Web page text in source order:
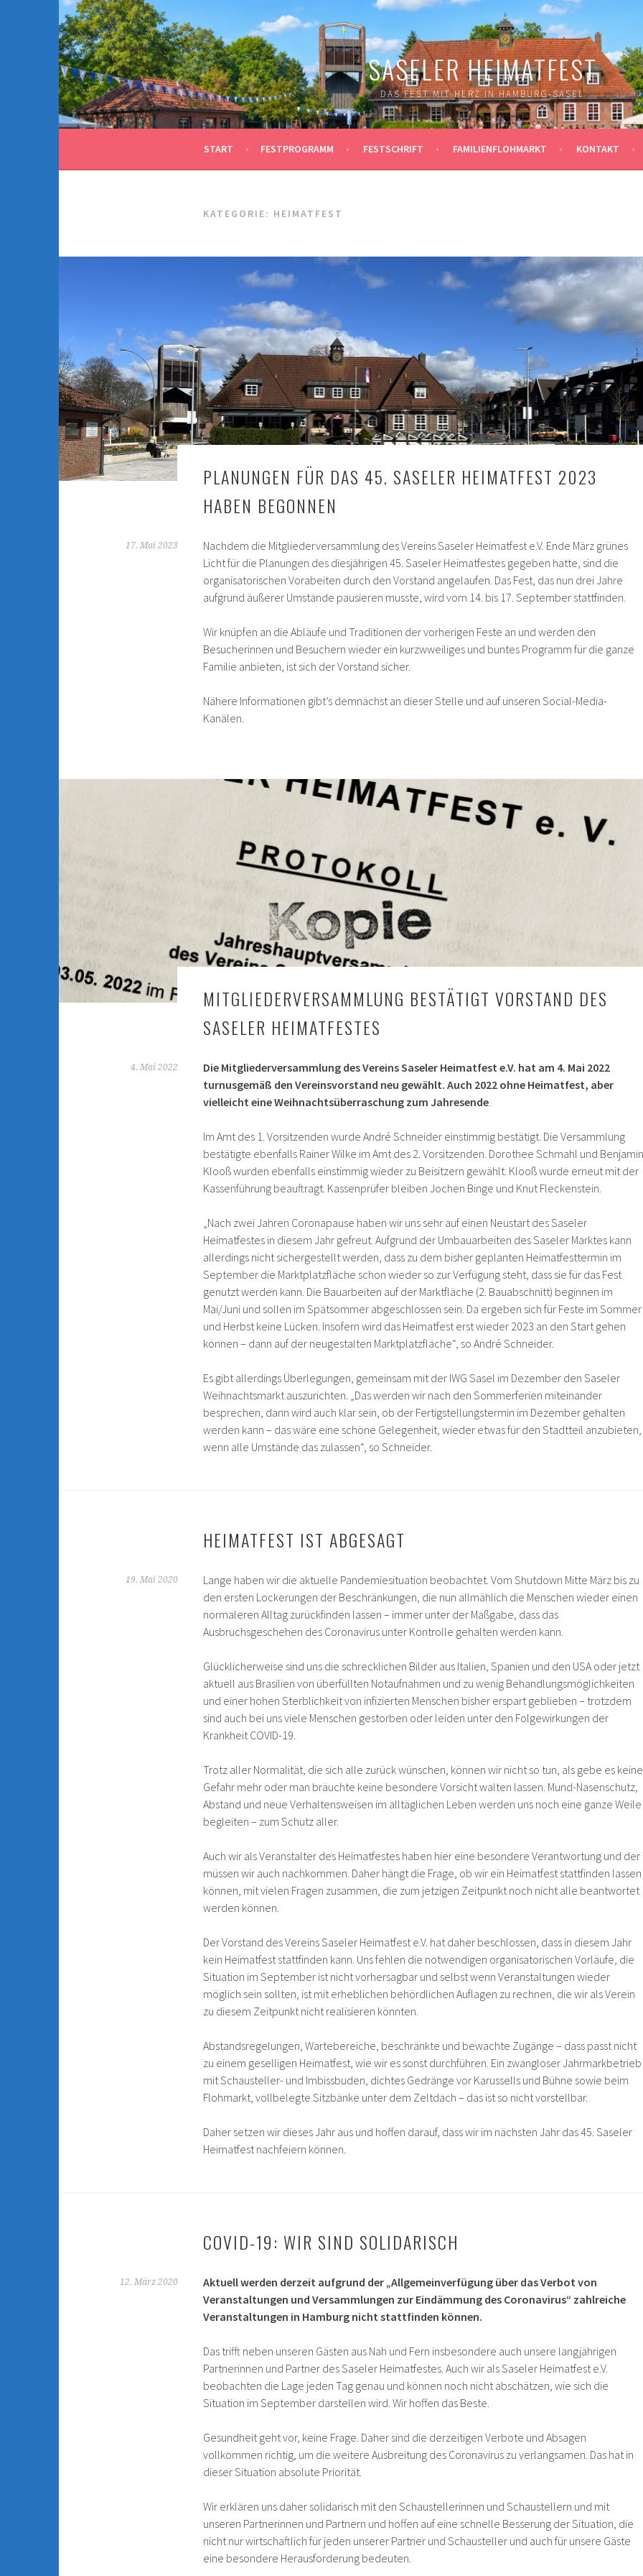
Springe
zum
Inhalt
SASELER HEIMATFEST
DAS FEST MIT HERZ IN HAMBURG-SASEL
START FESTPROGRAMM FESTSCHRIFT FAMILIENFLOHMARKT KONTAKT
KATEGORIE: HEIMATFEST
PLANUNGEN FÜR DAS 45. SASELER HEIMATFEST 2023
HABEN BEGONNEN
17. Mai 2023
Nachdem die Mitgliederversammlung des Vereins Saseler Heimatfest e.V. Ende März grünes
Licht für die Planungen des diesjährigen 45. Saseler Heimatfestes gegeben hatte, sind die
organisatorischen Vorabeiten durch den Vorstand angelaufen. Das Fest, das nun drei Jahre
aufgrund äußerer Umstände pausieren musste, wird vom 14. bis 17. September stattfinden.
Wir knüpfen an die Abläufe und Traditionen der vorherigen Feste an und werden den
Besucherinnen und Besuchern wieder ein kurzwweiliges und buntes Programm für die ganze
Familie anbieten, ist sich der Vorstand sicher.
Nähere Informationen gibt’s demnächst an dieser Stelle und auf unseren Social-Media-
Kanälen.
MITGLIEDERVERSAMMLUNG BESTÄTIGT VORSTAND DES
SASELER HEIMATFESTES
4. Mai 2022
Die Mitgliederversammlung des Vereins Saseler Heimatfest e.V. hat am 4. Mai 2022
turnusgemäß den Vereinsvorstand neu gewählt. Auch 2022 ohne Heimatfest, aber
vielleicht eine Weihnachtsüberraschung zum Jahresende.
Im Amt des 1. Vorsitzenden wurde André Schneider einstimmig bestätigt. Die Versammlung
bestätigte ebenfalls Rainer Wilke im Amt des 2. Vorsitzenden. Dorothee Schmahl und Benjamin
Klooß wurden ebenfalls einstimmig wieder zu Beisitzern gewählt. Klooß wurde erneut mit der
Kassenführung beauftragt. Kassenprüfer bleiben Jochen Binge und Knut Fleckenstein.
„Nach zwei Jahren Coronapause haben wir uns sehr auf einen Neustart des Saseler
Heimatfestes in diesem Jahr gefreut. Aufgrund der Umbauarbeiten des Saseler Marktes kann
allerdings nicht sichergestellt werden, dass zu dem bisher geplanten Heimatfesttermin im
September die Marktplatzfläche schon wieder so zur Verfügung steht, dass sie für das Fest
genutzt werden kann. Die Bauarbeiten auf der Marktfläche (2. Bauabschnitt) beginnen im
Mai/Juni und sollen im Spätsommer abgeschlossen sein. Da ergeben sich für Feste im Sommer
und Herbst keine Lücken. Insofern wird das Heimatfest erst wieder 2023 an den Start gehen
können – dann auf der neugestalten Marktplatzfläche“, so André Schneider.
Es gibt allerdings Überlegungen, gemeinsam mit der IWG Sasel im Dezember den Saseler
Weihnachtsmarkt auszurichten. „Das werden wir nach den Sommerferien miteinander
besprechen, dann wird auch klar sein, ob der Fertigstellungstermin im Dezember gehalten
werden kann – das wäre eine schöne Gelegenheit, wieder etwas für den Stadtteil anzubieten,
wenn alle Umstände das zulassen“, so Schneider.
HEIMATFEST IST ABGESAGT
19. Mai 2020
Lange haben wir die aktuelle Pandemiesituation beobachtet. Vom Shutdown Mitte März bis zu
den ersten Lockerungen der Beschränkungen, die nun allmählich die Menschen wieder einen
normaleren Alltag zurückfinden lassen – immer unter der Maßgabe, dass das
Ausbruchsgeschehen des Coronavirus unter Kontrolle gehalten werden kann.
Glücklicherweise sind uns die schrecklichen Bilder aus Italien, Spanien und den USA oder jetzt
aktuell aus Brasilien von überfüllten Notaufnahmen und zu wenig Behandlungsmöglichkeiten
und einer hohen Sterblichkeit von infizierten Menschen bisher erspart geblieben – trotzdem
sind auch bei uns viele Menschen gestorben oder leiden unter den Folgewirkungen der
Krankheit COVID-19.
Trotz aller Normalität, die sich alle zurück wünschen, können wir nicht so tun, als gebe es keine
Gefahr mehr oder man bräuchte keine besondere Vorsicht walten lassen. Mund-Nasenschutz,
Abstand und neue Verhaltensweisen im alltäglichen Leben werden uns noch eine ganze Weile
begleiten – zum Schutz aller.
Auch wir als Veranstalter des Heimatfestes haben hier eine besondere Verantwortung und der
müssen wir auch nachkommen. Daher hängt die Frage, ob wir ein Heimatfest stattfinden lassen
können, mit vielen Fragen zusammen, die zum jetzigen Zeitpunkt noch nicht alle beantwortet
werden können.
Der Vorstand des Vereins Saseler Heimatfest e.V. hat daher beschlossen, dass in diesem Jahr
kein Heimatfest stattfinden kann. Uns fehlen die notwendigen organisatorischen Vorläufe, die
Situation im September ist nicht vorhersagbar und selbst wenn Veranstaltungen wieder
möglich sein sollten, ist mit erheblichen behördlichen Auflagen zu rechnen, die wir als Verein
zu diesem Zeitpunkt nicht realisieren könnten.
Abstandsregelungen, Wartebereiche, beschränkte und bewachte Zugänge – dass passt nicht
zu einem geselligen Heimatfest, wie wir es sonst durchführen. Ein zwangloser Jahrmarkbetrieb
mit Schausteller- und Imbissbuden, dichtes Gedränge vor Karussells und Bühne sowie beim
Flohmarkt, vollbelegte Sitzbänke unter dem Zeltdach – das ist so nicht vorstellbar.
Daher setzen wir dieses Jahr aus und hoffen darauf, dass wir im nächsten Jahr das 45. Saseler
Heimatfest nachfeiern können.
COVID-19: WIR SIND SOLIDARISCH
12. März 2020
Aktuell werden derzeit aufgrund der „Allgemeinverfügung über das Verbot von
Veranstaltungen und Versammlungen zur Eindämmung des Coronavirus“ zahlreiche
Veranstaltungen in Hamburg nicht stattfinden können.
Das trifft neben unseren Gästen aus Nah und Fern insbesondere auch unsere langjährigen
Partnerinnen und Partner des Saseler Heimatfestes. Auch wir als Saseler Heimatfest e.V.
beobachten die Lage jeden Tag genau und können noch nicht abschätzen, wie sich die
Situation im September darstellen wird. Wir hoffen das Beste.
Gesundheit geht vor, keine Frage. Daher sind die derzeitigen Verbote und Absagen
vollkommen richtig, um die weitere Ausbreitung des Coronavirus zu verlangsamen. Das hat in
dieser Situation absolute Priorität.
Wir erklären uns daher solidarisch mit den Schaustellerinnen und Schaustellern und mit
unseren Partnerinnen und Partnern und hoffen auf eine schnelle Besserung der Situation, die
nicht nur wirtschaftlich für jeden unserer Partner und Schausteller und auch für unsere Gäste
eine besondere Herausforderung bedeuten.